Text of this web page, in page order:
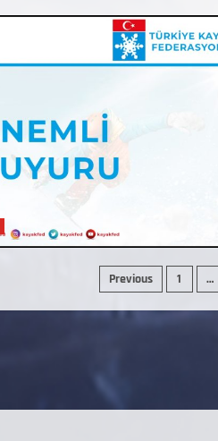
Previous 1 …